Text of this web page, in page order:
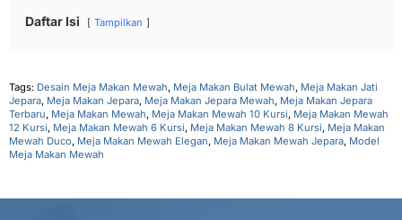
Daftar Isi Tampilkan
Tags: Desain Meja Makan Mewah, Meja Makan Bulat Mewah, Meja Makan Jati
Jepara, Meja Makan Jepara, Meja Makan Jepara Mewah, Meja Makan Jepara
Terbaru, Meja Makan Mewah, Meja Makan Mewah 10 Kursi, Meja Makan Mewah
12 Kursi, Meja Makan Mewah 6 Kursi, Meja Makan Mewah 8 Kursi, Meja Makan
Mewah Duco, Meja Makan Mewah Elegan, Meja Makan Mewah Jepara, Model
Meja Makan Mewah